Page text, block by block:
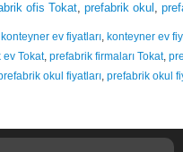
ofis Tokat, prefabrik okul ,
konteyner ev fiyatları, konteyner ev
ev Tokat, prefabrik firmaları Tokat,
okul fiyatları, prefabrik okul